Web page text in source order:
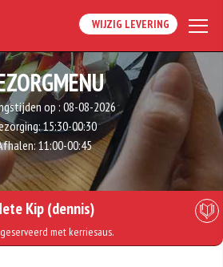
WIJZIG LEVERING
op : 08-08-2026
15:30-00:30
11:00-00:45
Kip (dennis)
met kerriesaus.